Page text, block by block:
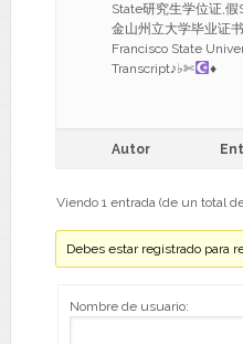
State研究生学位证,假
金山州立大学毕业证
Francisco State
Transcript♪♭✄
♦
Autor
Viendo 1 entrada (de un total
Debes estar registrado para
Nombre de usuario: